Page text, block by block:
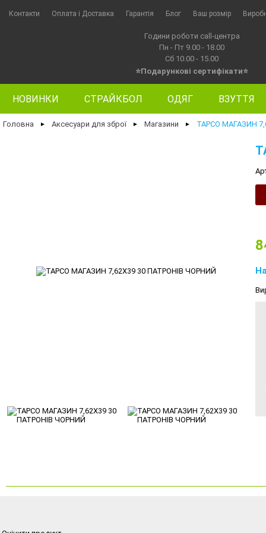
Контакти Оплата i Доставка Гарантія Блог Ваш розмір
Години роботи call-центра
Пн - Пт 9.00 - 18.00
Сб 10.00 - 15.00
⭐Подарункові сертифікати⭐
НОВИНКИ СТРАЙКБОЛ ОДЯГ ВЗУТТЯ
Головна ► Аксесуари для зброї ► Магазини ► TAPCO МАГАЗИН